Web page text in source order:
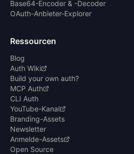
Base64-Encoder & -Decoder
OAuth-Anbieter-Explorer
Ressourcen
Blog
Auth Wiki
Build your own auth?
MCP Auth
CLI Auth
YouTube-Kanal
Branding-Assets
Newsletter
Anmelde-Assets
Open Source